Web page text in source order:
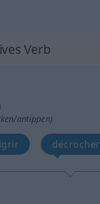
Verb
antippen)
décrocher